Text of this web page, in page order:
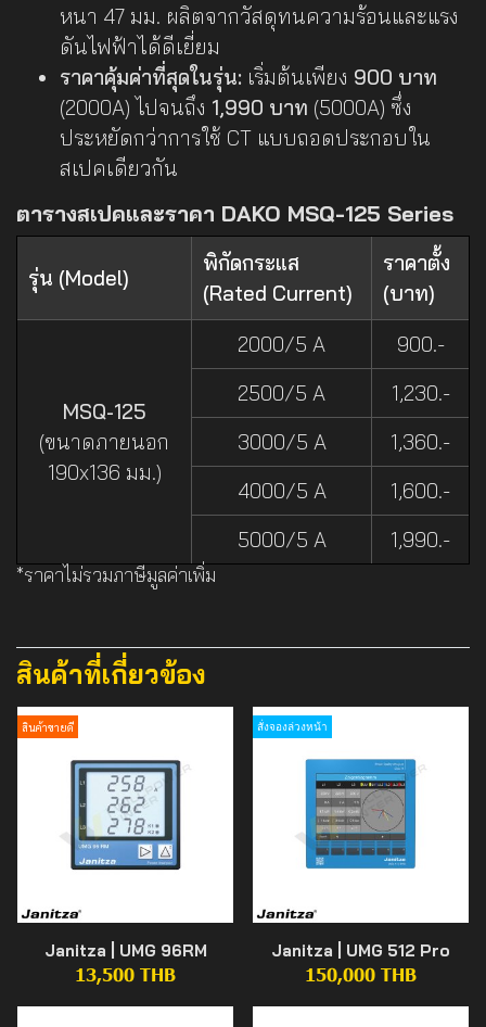
หนา 47 มม. ผลิตจากวัสดุทนความร้อนและแรง
ดันไฟฟ้าได้ดีเยี่ยม
ราคาคุ้มค่าที่สุดในรุ่น: เริ่มต้นเพียง 900 บาท
(2000A) ไปจนถึง 1,990 บาท (5000A) ซึ่ง
ประหยัดกว่าการใช้ CT แบบถอดประกอบใน
สเปคเดียวกัน
ตารางสเปคและราคา DAKO MSQ-125 Series
รุ่น (Model)
พิกัดกระแส
(Rated Current)
ราคาตั้ง
(บาท)
MSQ-125
(ขนาดภายนอก
190x136 มม.)
2000/5 A
900.-
2500/5 A
1,230.-
3000/5 A
1,360.-
4000/5 A
1,600.-
5000/5 A
1,990.-
*ราคาไม่รวมภาษีมูลค่าเพิ่ม
สินค้าที่เกี่ยวข้อง
สินค้าขายดี
Janitza | UMG 96RM
13,500 THB
สั่งจองล่วงหน้า
Janitza | UMG 512 Pro
150,000 THB